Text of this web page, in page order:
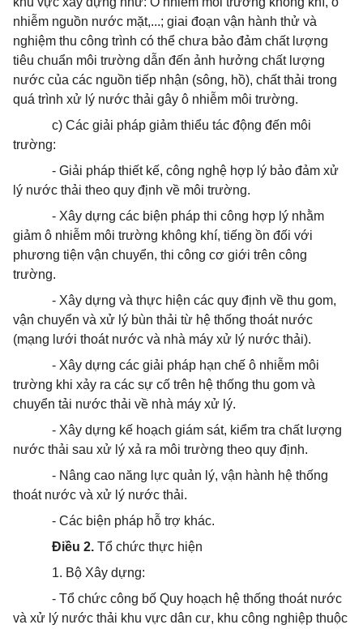
nhiễm nguồn nước mặt,...; giai đoạn vận hành thử và
nghiệm thu công trình có thể chưa bảo đảm chất lượng
tiêu chuẩn môi trường dẫn đến ảnh hưởng chất lượng
nước của các nguồn tiếp nhận (sông, hồ), chất thải trong
quá trình xử lý nước thải gây ô nhiễm môi trường.
c) Các giải pháp giảm thiểu tác động đến môi
trường:
- Giải pháp thiết kế, công nghệ hợp lý bảo đảm xử
lý nước thải theo quy định về môi trường.
- Xây dựng các biện pháp thi công hợp lý nhằm
giảm ô nhiễm môi trường không khí, tiếng ồn đối với
phương tiện vận chuyển, thi công cơ giới trên công
trường.
- Xây dựng và thực hiện các quy định về thu gom,
vận chuyển và xử lý bùn thải từ hệ thống thoátnước
(mạng lưới thoátnước và nhà máy xử lý nước thải).
- Xây dựng các giải pháp hạn chế ô nhiễm môi
trường khi xảy ra các sự cố trên hệ thống thu gom và
chuyển tải nước thải về nhà máy xử lý.
- Xây dựng kế hoạch giám sát, kiểm tra chất lượng
nước thải sau xử lý xả ra môi trường theo quy định.
- Nâng cao năng lực quản lý, vận hành hệ thống
thoátnước và xử lý nước thải.
- Các biện pháp hỗ trợ khác.
Điều 2. Tổ chức thực hiện
1. Bộ Xây dựng:
- Tổ chức công bố Quy hoạch hệ thống thoátnước
và xử lý nước thải khu vực dân cư, khu công nghiệp thuộc